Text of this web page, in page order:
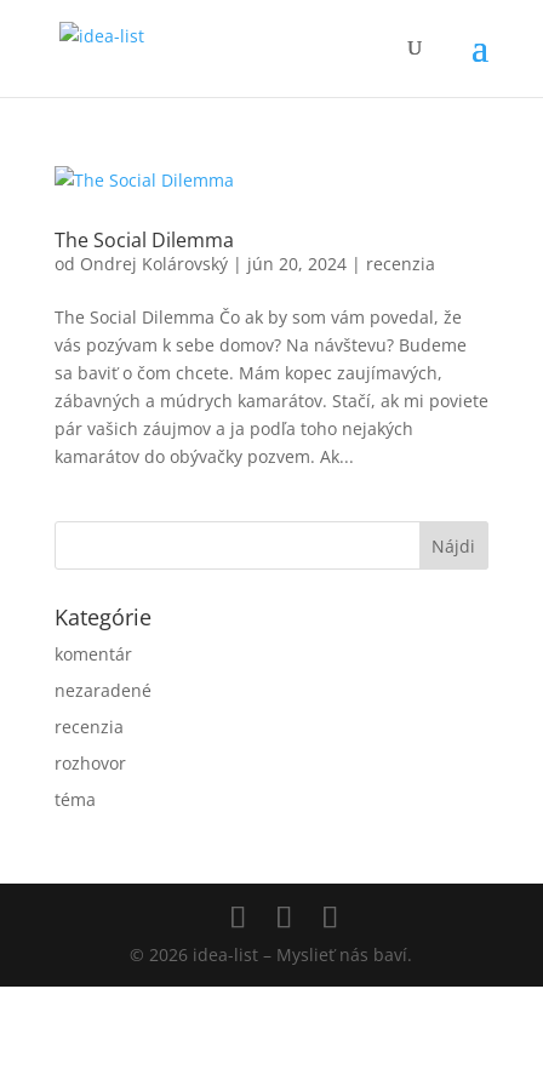
The Social Dilemma
od Ondrej Kolárovský| jún 20, 2024| recenzia
The Social Dilemma Čo ak by som vám povedal, že
vás pozývam k sebe domov? Na návštevu? Budeme
sa baviť o čom chcete. Mám kopec zaujímavých,
zábavných a múdrych kamarátov. Stačí, ak mi poviete
pár vašich záujmov a ja podľa toho nejakých
kamarátov do obývačky pozvem. Ak...
Kategórie
komentár
nezaradené
recenzia
rozhovor
téma
© 2026 idea-list – Myslieť nás baví.